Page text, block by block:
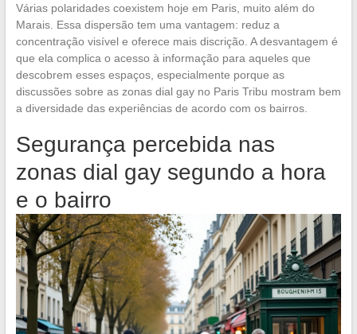
Várias polaridades coexistem hoje em Paris, muito além do
Marais. Essa dispersão tem uma vantagem: reduz a
concentração visível e oferece mais discrição. A desvantagem é
que ela complica o acesso à informação para aqueles que
descobrem esses espaços, especialmente porque as
discussões sobre as zonas dial gay no Paris Tribu mostram bem
a diversidade das experiências de acordo com os bairros.
Segurança percebida nas
zonas dial gay segundo a hora
e o bairro